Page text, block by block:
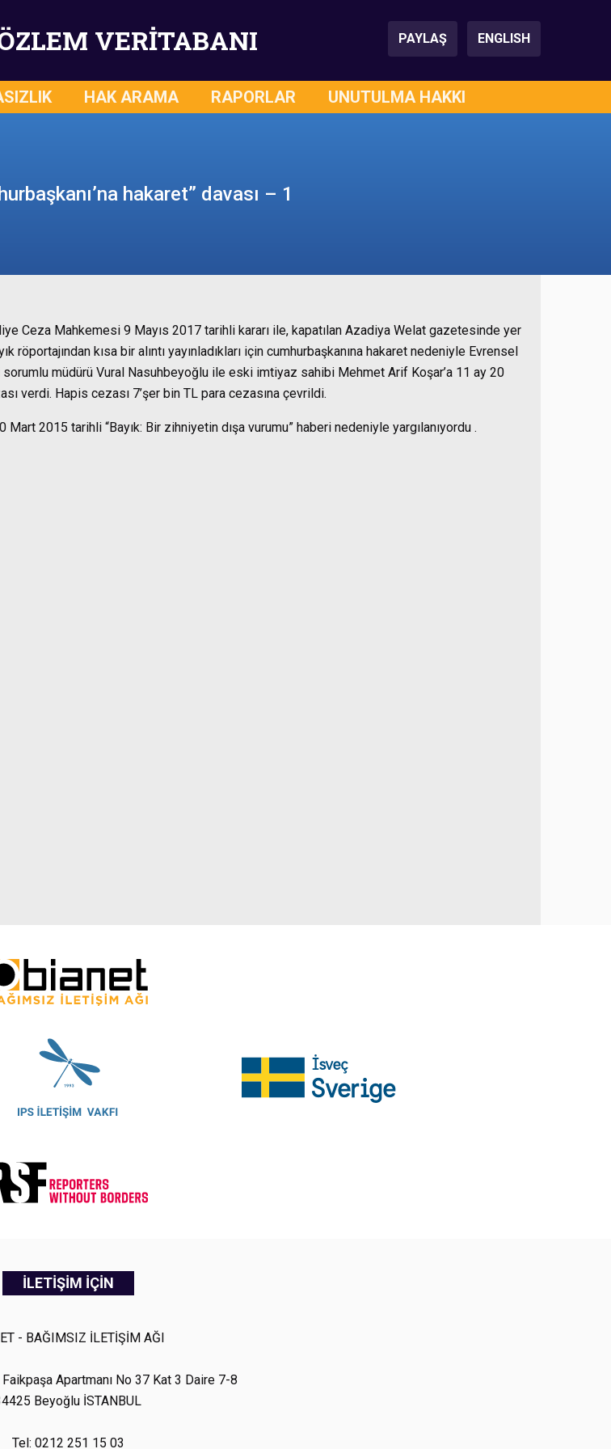
VERİTABANI PAYLAŞ ENGLISH
HAK ARAMA RAPORLAR UNUTULMA HAKKI
hakaret” davası – 1
Ceza Mahkemesi 9 Mayıs 2017 tarihli kararı ile, kapatılan Azadiya Welat gazetesinde yer
röportajından kısa bir alıntı yayınladıkları için cumhurbaşkanına hakaret nedeniyle Evrensel
müdürü Vural Nasuhbeyoğlu ile eski imtiyaz sahibi Mehmet Arif Koşar’a 11 ay 20
verdi. Hapis cezası 7’şer bin TL para cezasına çevrildi.
Mart 2015 tarihli “Bayık: Bir zihniyetin dışa vurumu” haberi nedeniyle yargılanıyordu .
İLETİŞİM İÇİN
- BAĞIMSIZ İLETİŞİM AĞI
Apartmanı No 37 Kat 3 Daire 7-8
Beyoğlu İSTANBUL
Tel: 0212 251 15 03